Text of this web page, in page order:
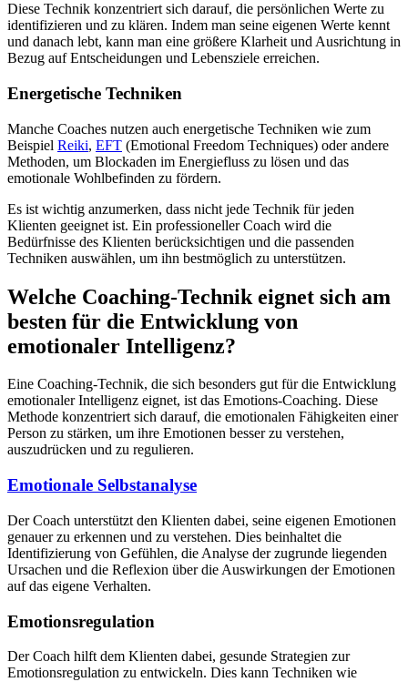
Diese Technik konzentriert sich darauf, die persönlichen Werte zu
identifizieren und zu klären. Indem man seine eigenen Werte kennt
und danach lebt, kann man eine größere Klarheit und Ausrichtung in
Bezug auf Entscheidungen und Lebensziele erreichen.
Energetische Techniken
Manche Coaches nutzen auch energetische Techniken wie zum
Beispiel Reiki, EFT (Emotional Freedom Techniques) oder andere
Methoden, um Blockaden im Energiefluss zu lösen und das
emotionale Wohlbefinden zu fördern.
Es ist wichtig anzumerken, dass nicht jede Technik für jeden
Klienten geeignet ist. Ein professioneller Coach wird die
Bedürfnisse des Klienten berücksichtigen und die passenden
Techniken auswählen, um ihn bestmöglich zu unterstützen.
Welche Coaching-Technik eignet sich am
besten für die Entwicklung von
emotionaler Intelligenz?
Eine Coaching-Technik, die sich besonders gut für die Entwicklung
emotionaler Intelligenz eignet, ist das Emotions-Coaching. Diese
Methode konzentriert sich darauf, die emotionalen Fähigkeiten einer
Person zu stärken, um ihre Emotionen besser zu verstehen,
auszudrücken und zu regulieren.
Emotionale Selbstanalyse
Der Coach unterstützt den Klienten dabei, seine eigenen Emotionen
genauer zu erkennen und zu verstehen. Dies beinhaltet die
Identifizierung von Gefühlen, die Analyse der zugrunde liegenden
Ursachen und die Reflexion über die Auswirkungen der Emotionen
auf das eigene Verhalten.
Emotionsregulation
Der Coach hilft dem Klienten dabei, gesunde Strategien zur
Emotionsregulation zu entwickeln. Dies kann Techniken wie